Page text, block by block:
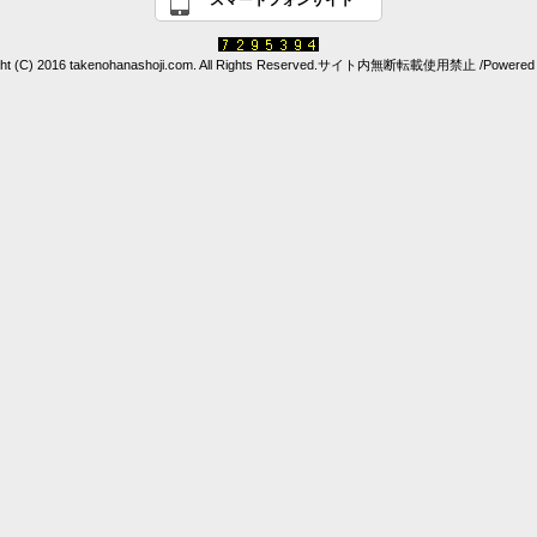
(C) 2016 takenohanashoji.com. All Rights Reserved.サイト内無断転載使用禁止 /